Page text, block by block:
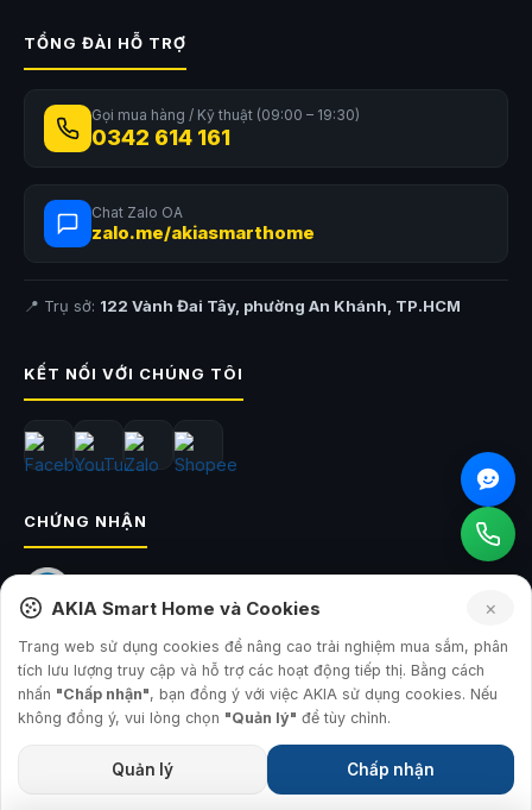
TỔNG ĐÀI HỖ TRỢ
Gọi mua hàng / Kỹ thuật (09:00 – 19:30)
0342 614 161
Chat Zalo OA
zalo.me/akiasmarthome
📍 Trụ sở: 122 Vành Đai Tây, phường An Khánh, TP.HCM
KẾT NỐI VỚI CHÚNG TÔI
CHỨNG NHẬN
© 2026AKIA Smart Home— Công ty TNHH Sản Xuất và Đầu Tư AKIA
GPKD: 0315793560 · Sở KH&ĐT TP.HCM · 17.07.2019
Tùy chỉnh phân quyền Cookie
AKIA Smart Home và Cookies ×
Trang web sử dụng cookies để nâng cao trải nghiệm mua sắm, phân
tích lưu lượng truy cập và hỗ trợ các hoạt động tiếp thị. Bằng cách
nhấn "Chấp nhận", bạn đồng ý với việc AKIA sử dụng cookies. Nếu
không đồng ý, vui lòng chọn "Quản lý" để tùy chỉnh.
Quản lý Chấp nhận